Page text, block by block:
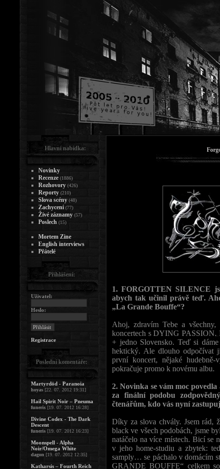
1. FORGOTTEN SILENCE
abych tak učinil právě teď.
„La Grande Bouffe“?
Ahoj, zdravím Tebe a
koncertech s DYING PASSION.
+ jedno Slovensko. Teď si
hektický. Ale dlouho odpočívat
první koncert, nějaké hudebně-
pokračuje promo k novému albu.
2. Novinka se vám moc
za finální podobu
čtenářům, kdo vás nyní
Díky za slova chvály. Jsem rád,
black ve všech podobách, jsme
natáčelo na více místech. Bicí se
v jeho home-studiu a zbytek:
samply… se páchalo v domácím
GRANDE BOUFFE“ celkem
Hlavní nabídka:
Novinky
Recenze (1886)
Rozhovory (426)
Reporty (210)
Slova scény (48)
Zachycení (77)
Živé záznamy (57)
Poslech (15)
Mortem Zine
English interviews
Přátelé
Přihlášení:
Uživatel:
Heslo:
Registrace
Poslední komentáře:
Martyrdöd - Paranoia
hoyas [22. 07. 2012 19:31]
Hail Spirit Noir – Pneuma
funeris [19. 07. 2012 16:28]
Divine Codex - The Dark
Descent
funeris [19. 07. 2012 16:23]
Moonspell - Alpha
Noir/Omega White
dagon [19. 07. 2012 12:35]
Katharsis – Fourth Reich